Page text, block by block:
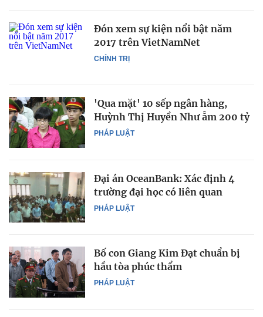
CHÍNH TRỊ
Đón xem sự kiện nổi bật năm
2017 trên VietNamNet
PHÁP LUẬT
'Qua mặt' 10 sếp ngân hàng,
Huỳnh Thị Huyền Như ẵm 200 tỷ
PHÁP LUẬT
Đại án OceanBank: Xác định 4
trường đại học có liên quan
PHÁP LUẬT
Bố con Giang Kim Đạt chuẩn bị
hầu tòa phúc thẩm